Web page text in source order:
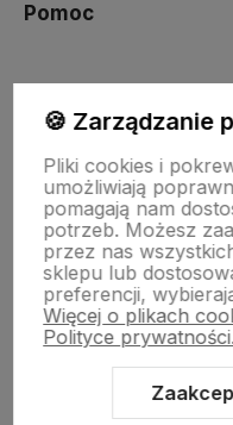
Pomoc
Płatności i dostawa
Informacje
O nas
🍪 Zarządzanie
Pliki cookies i
umożliwiają
pomagają nam
potrzeb. Możesz
przez nas
sklepu lub
preferencji,
Więcej o plikach
Polityce